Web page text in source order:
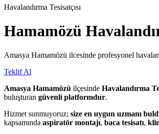
Havalandırma Tesisatçısı
Hamamözü
Amasya Hamamözü ilcesinde profesyonel
Teklif Al
Amasya Hamamözü ilçesinde Havalandırma
buluşturan güvenli platformdur.
Hizmet sunmuyoruz; size en uygun uzmanı
kapsamında aspiratör montajı, baca tesisatı,